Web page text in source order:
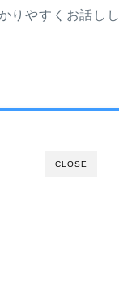
りやすくお話しし
CLOSE